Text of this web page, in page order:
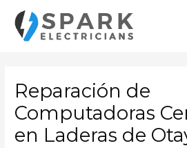
contenido
Reparación de
Computadoras
en Laderas de